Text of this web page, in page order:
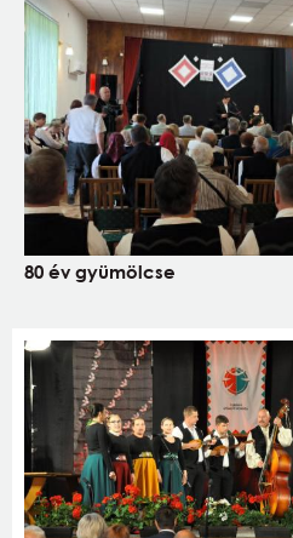
80 év gyümölcse